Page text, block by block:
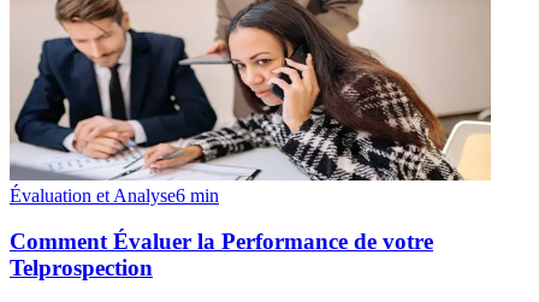
Évaluation et Analyse6 min
Comment Évaluer la Performance de votre
Telprospection